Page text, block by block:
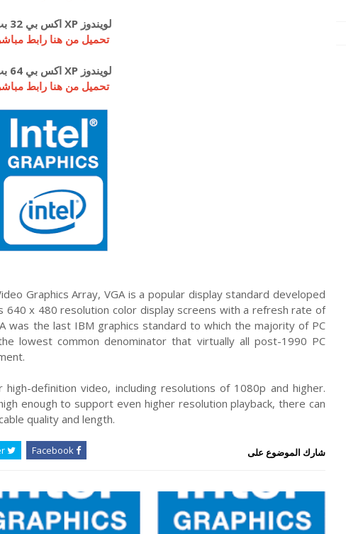
لويندوز XP اكس بي 32 بت
تحميل من هنا رابط
لويندوز XP اكس بي 64 بت
تحميل من هنا رابط
Graphics Array, VGA is a popular display standard developed
640 x 480 resolution color display screens with a refresh rate of
was the last IBM graphics standard to which the majority of PC
lowest common denominator that virtually all post-1990 PC
definition video, including resolutions of 1080p and higher.
enough to support even higher resolution playback, there can
quality and length.
شارك الموضوع على